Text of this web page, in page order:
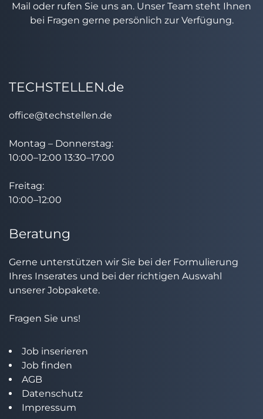
Mail oder rufen Sie uns an. Unser Team steht Ihnen
bei Fragen gerne persönlich zur Verfügung.
TECHSTELLEN.de
office@techstellen.de
Montag – Donnerstag:
10:00–12:00 13:30–17:00
Freitag:
10:00–12:00
Beratung
Gerne unterstützen wir Sie bei der Formulierung
Ihres Inserates und bei der richtigen Auswahl
unserer Jobpakete.
Fragen Sie uns!
Job inserieren
Job finden
AGB
Datenschutz
Impressum